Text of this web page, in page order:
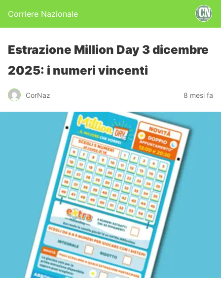
Corriere Nazionale
Estrazione Million Day 3 dicembre
2025: i numeri vincenti
CorNaz 8 mesi fa